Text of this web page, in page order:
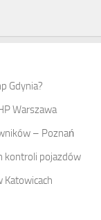
Gdynia?
Warszawa
– Poznań
kontroli pojazdów
Katowicach